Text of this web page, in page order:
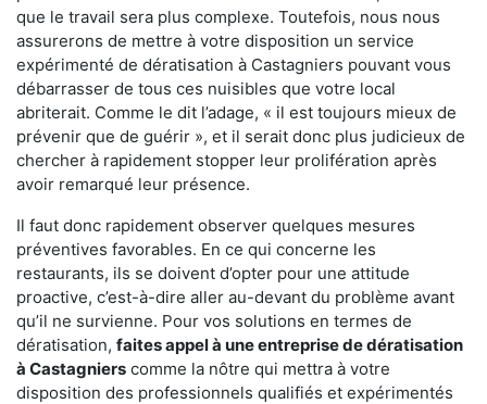
que le travail sera plus complexe. Toutefois, nous nous
assurerons de mettre à votre disposition un service
expérimenté de dératisation à Castagniers pouvant vous
débarrasser de tous ces nuisibles que votre local
abriterait. Comme le dit l’adage, « il est toujours mieux de
prévenir que de guérir », et il serait donc plus judicieux de
chercher à rapidement stopper leur prolifération après
avoir remarqué leur présence.
Il faut donc rapidement observer quelques mesures
préventives favorables. En ce qui concerne les
restaurants, ils se doivent d’opter pour une attitude
proactive, c’est-à-dire aller au-devant du problème avant
qu’il ne survienne. Pour vos solutions en termes de
dératisation, faites appel à une entreprise de dératisation
à Castagniers comme la nôtre qui mettra à votre
disposition des professionnels qualifiés et expérimentés